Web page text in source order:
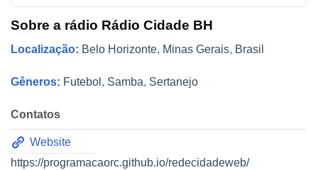
Sobre a rádio Rádio Cidade BH
Localização: Belo Horizonte, Minas Gerais, Brasil
Gêneros: Futebol , Samba, Sertanejo
Contatos
Website
https://programacaorc.github.io/redecidadeweb/